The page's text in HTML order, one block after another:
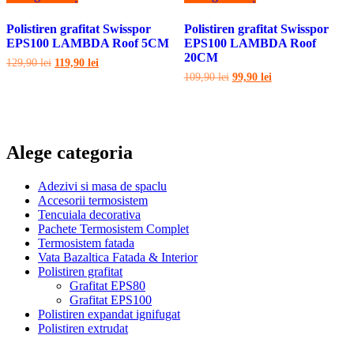
Polistiren grafitat Swisspor
EPS100 LAMBDA Roof 5CM
129,90lei Prețul
119,90 lei
Polistiren grafitat Swisspor
EPS100 LAMBDA Roof
20CM
109,90lei Prețul
99,90 leiPrețul
Alege categoria
Adezivi si masa de spaclu
Accesorii termosistem
Tencuiala decorativa
Pachete Termosistem Complet
Termosistem fatada
Vata Bazaltica Fatada & Interior
Polistiren grafitat
Grafitat EPS80
Grafitat EPS100
Polistiren expandat ignifugat
Polistiren extrudat